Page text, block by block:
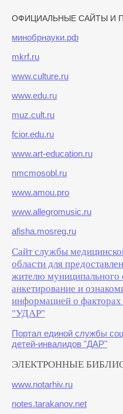
ОФИЦИАЛЬНЫЕ САЙТЫ И
минобрнауки.рф
mkrf.ru
www.culture.ru
www.edu.ru
muz.cult.ru
fcior.edu.ru
www.art-education.ru
nmcmosobl.ru
www.amou.pro
www.allegromusic.ru
afisha.mosreg.ru
Сайт службы
области для
жителю муниципального
анкетирование и
информацией о факторах
"УДАР"
Портал единой службы
детей-инвалидов "ДАР"
ЭЛЕКТРОННЫЕ
www.notarhiv.ru
notes.tarakanov.net